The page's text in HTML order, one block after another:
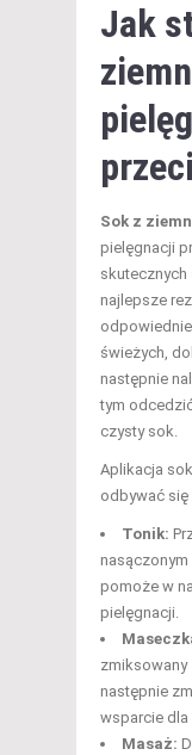
Jak
Sok z
pielęgnacji
najlepsze
świeżych,
następnie
tym
czysty sok.
Aplikacja
odbywać
Tonik:
nasączonym
pomoże w
pielęgnacji.
zmiksowany
następnie
wsparcie
Masaż: